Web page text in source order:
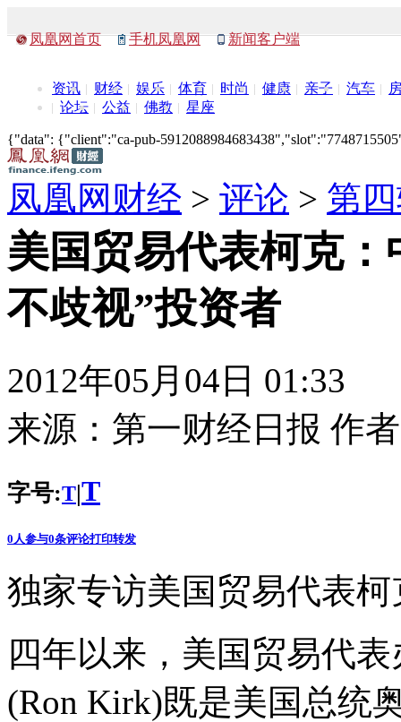
凤凰网首页 手机凤凰网 新闻客户端
资讯 财经 娱乐 体育 时尚 健康 亲子 汽车
论坛
公益 佛教 星座
{"data": {"client":"ca-pub-
凤凰网财经 > 评论 > 第
美国贸易代表柯克：
不歧视”投资者
2012年05月04日 01:33
来源： 第一财经日报 作
字号:T|T
0 人参与0条评论打印转发
独家专访美国贸易代表
四年以来，美国贸易代
(Ron Kirk)既是美国总统